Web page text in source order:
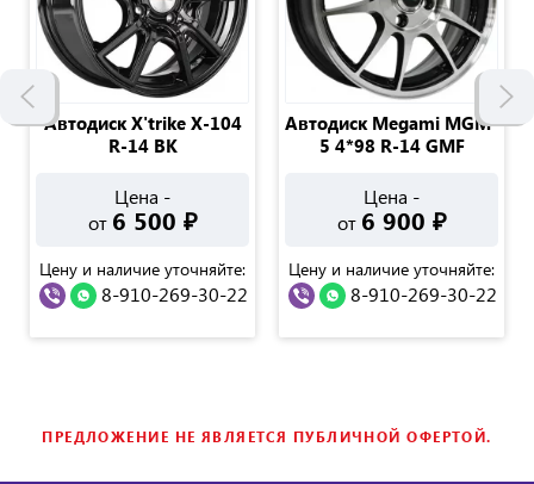
Автодиск X'trike Х-104
R-14 BK
Цена -
от 6 500 ₽
Цену и наличие уточняйте:
8-910-269-30-22
Автодиск Megami MGM-
5 4*98 R-14 GMF
Цена -
от 6 900 ₽
Цену и наличие уточняйте:
8-910-269-30-22
ПРЕДЛОЖЕНИЕ НЕ ЯВЛЯЕТСЯ ПУБЛИЧНОЙ ОФЕРТОЙ.